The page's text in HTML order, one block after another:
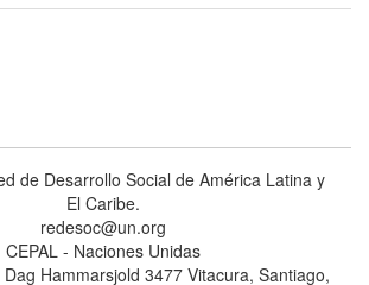
de Desarrollo Social de América Latina y
El Caribe.
redesoc@un.org
CEPAL - Naciones Unidas
Hammarsjold 3477 Vitacura, Santiago,